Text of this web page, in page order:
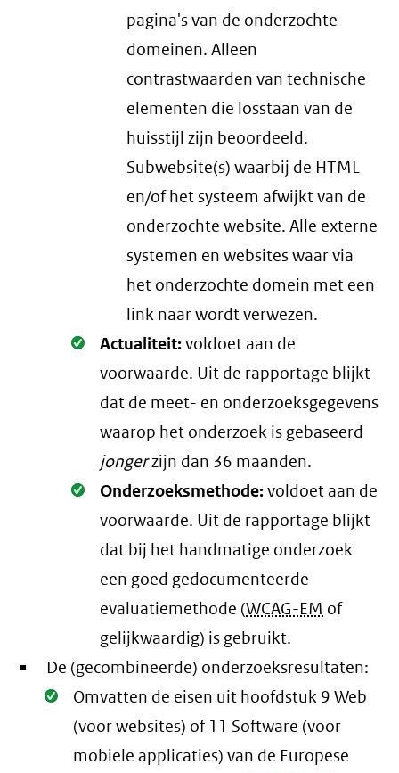
pagina's van de onderzochte
domeinen. Alleen
contrastwaarden van technische
elementen die losstaan van de
huisstijl zijn beoordeeld.
Subwebsite(s) waarbij de HTML
en/of het systeem afwijkt van de
onderzochte website. Alle externe
systemen en websites waar via
het onderzochte domein met een
link naar wordt verwezen.
Oké.
Actualiteit:voldoet aan de
voorwaarde. Uit de rapportage blijkt
dat de meet- en onderzoeksgegevens
waarop het onderzoek is gebaseerd
jongerzijn dan 36 maanden.
Oké.
Onderzoeksmethode:voldoet aan de
voorwaarde. Uit de rapportage blijkt
dat bij het handmatige onderzoek
een goed gedocumenteerde
evaluatiemethode (WCAG-EM of
gelijkwaardig) is gebruikt.
De (gecombineerde) onderzoeksresultaten:
Oké.
Omvatten de eisen uit hoofdstuk 9 Web
(voor websites) of 11 Software (voor
mobiele applicaties) van de Europese